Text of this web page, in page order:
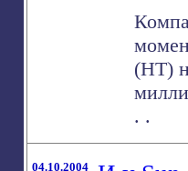
(HT)
. .
04.10.2004